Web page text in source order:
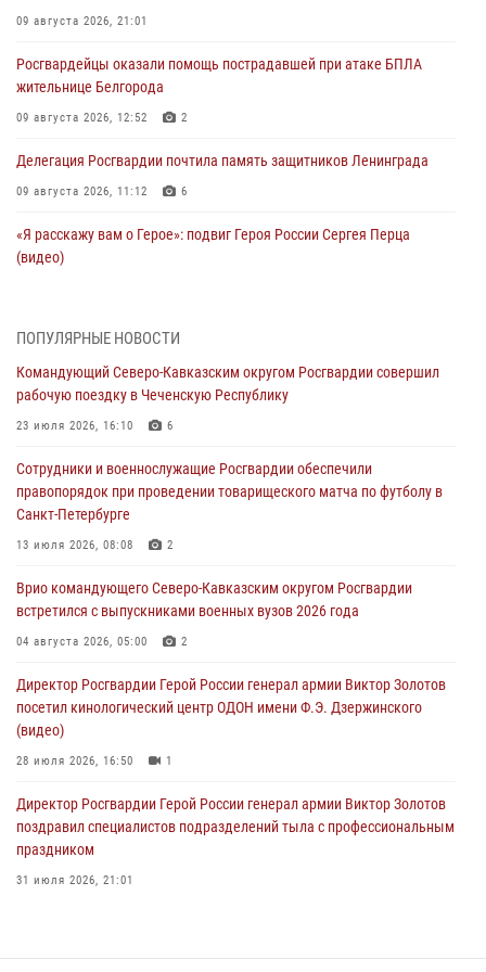
09 августа 2026, 21:01
Росгвардейцы оказали помощь пострадавшей при атаке БПЛА
жительнице Белгорода
09 августа 2026, 12:52 2
Делегация Росгвардии почтила память защитников Ленинграда
09 августа 2026, 11:12 6
«Я расскажу вам о Герое»: подвиг Героя России Сергея Перца
(видео)
Росгвардейцы в зоне СВО передали подарки детям и помогли
09 августа 2026, 09:00
В Центральных регионах России продолжается ведомственная
09 августа 2026, 08:00
В Чеченской Республике пожарные расчеты Росгвардии и МЧС
отработали межведомственное взаимодействие
В Кузбассе росгвардейцы помогли вернуть горожанке пропавшую
мать
ПОПУЛЯРНЫЕ НОВОСТИ
Командующий Северо-Кавказским округом Росгвардии совершил
рабочую поездку в Чеченскую Республику
23 июля 2026, 16:10 6
Сотрудники и военнослужащие Росгвардии обеспечили
правопорядок при проведении товарищеского матча по футболу в
Санкт-Петербурге
13 июля 2026, 08:08 2
Врио командующего Северо-Кавказским округом Росгвардии
встретился с выпускниками военных вузов 2026 года
04 августа 2026, 05:00 2
Директор Росгвардии Герой России генерал армии Виктор Золотов
посетил кинологический центр ОДОН имени Ф.Э. Дзержинского
(видео)
28 июля 2026, 16:50 1
Директор Росгвардии Герой России генерал армии Виктор Золотов
поздравил специалистов подразделений тыла с профессиональным
праздником
31 июля 2026, 21:01